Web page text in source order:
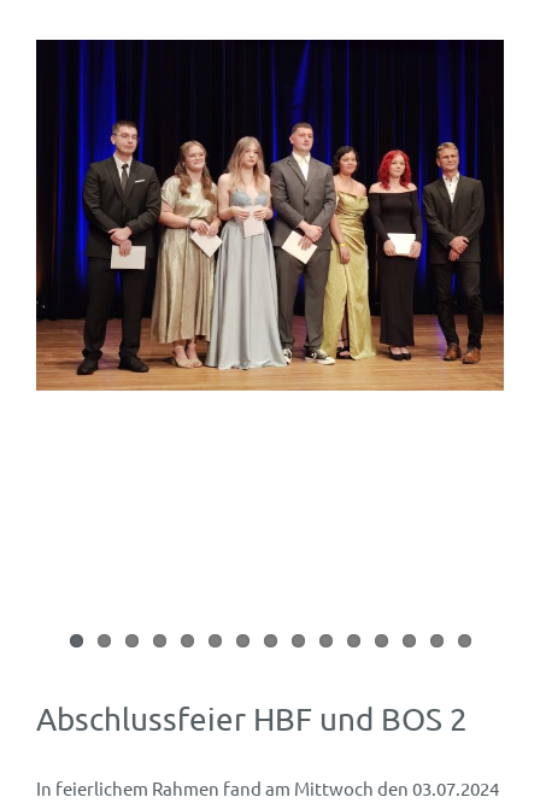
grösseres
Abschlussfeier HBF und BOS 2
In feierlichem Rahmen fand am Mittwoch den 03.07.2024